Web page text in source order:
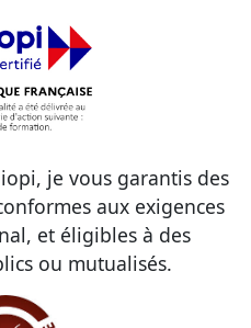
je vous garantis des
aux exigences
et éligibles à des
ou mutualisés.